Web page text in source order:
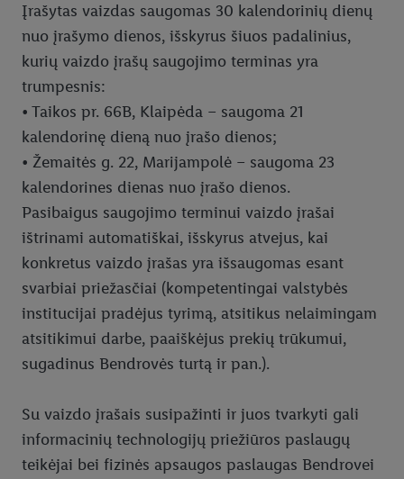
Įrašytas vaizdas saugomas 30 kalendorinių dienų
nuo įrašymo dienos, išskyrus šiuos padalinius,
kurių vaizdo įrašų saugojimo terminas yra
trumpesnis:
• Taikos pr. 66B, Klaipėda – saugoma 21
kalendorinę dieną nuo įrašo dienos;
• Žemaitės g. 22, Marijampolė – saugoma 23
kalendorines dienas nuo įrašo dienos.
Pasibaigus saugojimo terminui vaizdo įrašai
ištrinami automatiškai, išskyrus atvejus, kai
konkretus vaizdo įrašas yra išsaugomas esant
svarbiai priežasčiai (kompetentingai valstybės
institucijai pradėjus tyrimą, atsitikus nelaimingam
atsitikimui darbe, paaiškėjus prekių trūkumui,
sugadinus Bendrovės turtą ir pan.).
Su vaizdo įrašais susipažinti ir juos tvarkyti gali
informacinių technologijų priežiūros paslaugų
teikėjai bei fizinės apsaugos paslaugas Bendrovei